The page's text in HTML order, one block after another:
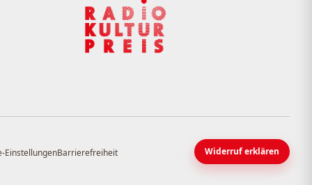
EinstellungenBarrierefreiheit Widerruf erklären